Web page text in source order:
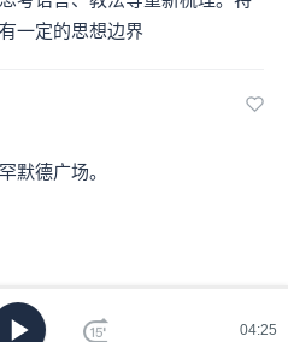
04:25
一定的思想边界
默德广场。